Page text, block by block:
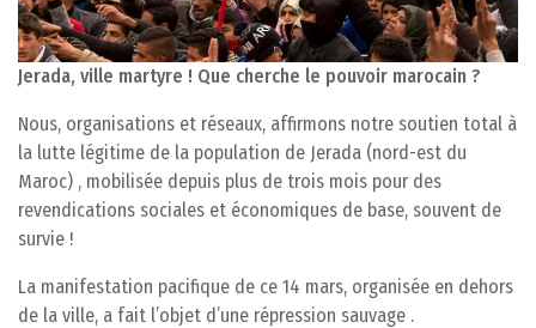
Jerada, ville martyre ! Que cherche le pouvoir marocain ?
Nous, organisations et réseaux, affirmons notre soutien total à
la lutte légitime de la population de Jerada (nord-est du
Maroc) , mobilisée depuis plus de trois mois pour des
revendications sociales et économiques de base, souvent de
survie !
La manifestation pacifique de ce 14 mars, organisée en dehors
de la ville, a fait l’objet d’une répression sauvage .